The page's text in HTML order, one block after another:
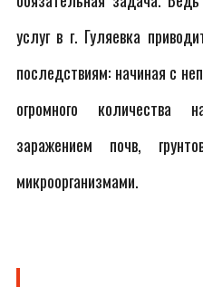
услуг в г. Гуляевка
последствиям: начиная с
огромного количества
заражением почв,
микроорганизмами.